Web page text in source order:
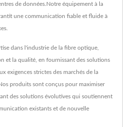
de données.Notre équipement à la
une communication fiable et fluide à
dans l'industrie de la fibre optique,
et la qualité, en fournissant des solutions
exigences strictes des marchés de la
produits sont conçus pour maximiser
des solutions évolutives qui soutiennent
existants et de nouvelle